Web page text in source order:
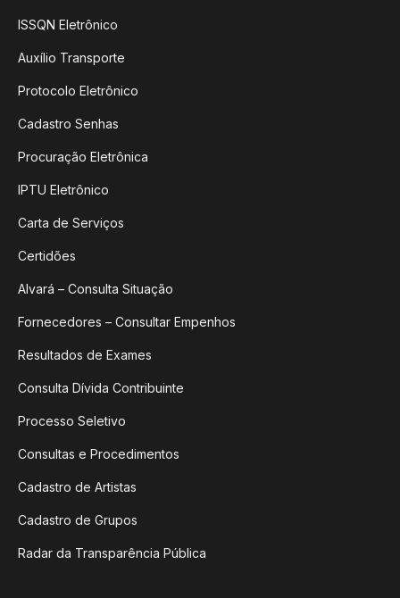
ISSQN Eletrônico
Auxílio Transporte
Protocolo Eletrônico
Cadastro Senhas
Procuração Eletrônica
IPTU Eletrônico
Carta de Serviços
Certidões
Alvará – Consulta Situação
Fornecedores – Consultar Empenhos
Resultados de Exames
Consulta Dívida Contribuinte
Processo Seletivo
Consultas e Procedimentos
Cadastro de Artistas
Cadastro de Grupos
Radar da Transparência Pública